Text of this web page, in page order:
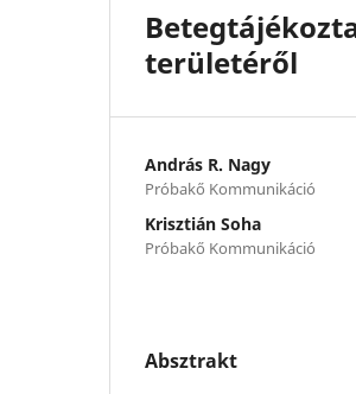
területéről
András R. Nagy
Próbakő Kommunikáció
Krisztián Soha
Próbakő Kommunikáció
Absztrakt